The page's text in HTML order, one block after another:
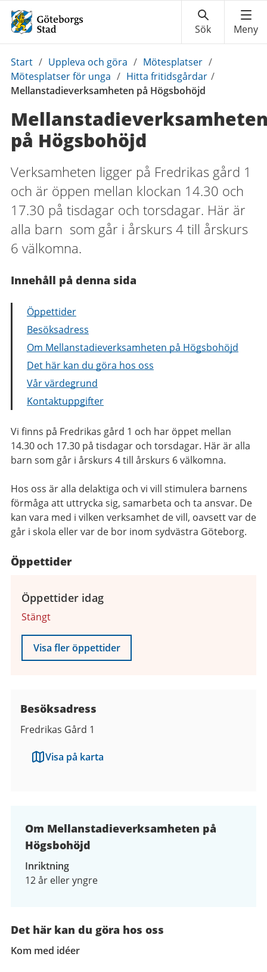
Du
är
här:
Start / Uppleva och göra / Mötesplatser /
Mötesplatser för unga / Hitta fritidsgårdar /
Mellanstadieverksamheten på Högsbohöjd
på Högsbohöjd
Verksamheten ligger på Fredrikas gård 1
och är öppen mellan klockan 14.30 och
17.30 på tisdagar och torsdagar. Här är
alla barn som går i årskurs 4 till årskurs
6 välkomna.
Innehåll på denna sida
Öppettider
Besöksadress
Om Mellanstadieverksamheten på Högsbohöjd
Det här kan du göra hos oss
Vår värdegrund
Kontaktuppgifter
Vi finns på Fredrikas gård 1 och har öppet mellan
14.30 och 17.30 på tisdagar och torsdagar. Här är alla
barn som går i årskurs 4 till årskurs 6 välkomna.
Hos oss är alla delaktiga och vi vill stimulera barnens
förmåga att uttrycka sig, samarbeta och ta ansvar. De
kan vara med i vilken verksamhet de vill, oavsett var de
går i skola eller var de bor inom sydvästra Göteborg.
Öppettider
Öppettider idag
Stängt
Visa fler öppettider
Besöksadress
Fredrikas Gård 1
Visa på karta
Om Mellanstadieverksamheten på
Högsbohöjd
Inriktning
12 år eller yngre
Det här kan du göra hos oss
Kom med idéer